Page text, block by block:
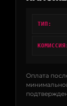
ТИП:
Оплата